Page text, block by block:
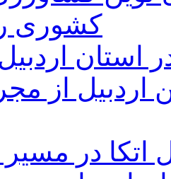
کشوری
استان
از
در